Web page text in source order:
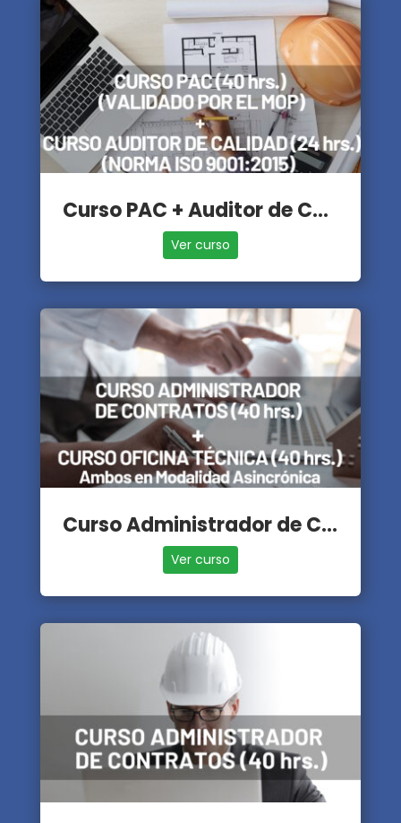
Curso PAC + Auditor de Calidad
Ver curso
Curso Administrador de Contratos + Oficina Técnica
Ver curso